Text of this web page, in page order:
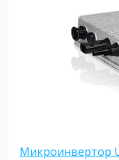
Микроинвертор